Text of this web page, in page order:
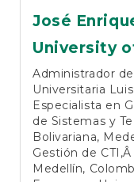
José
University
Administrador
Universitaria
Especialista en
de Sistemas y
Bolivariana,
Gestión de
Medellín,